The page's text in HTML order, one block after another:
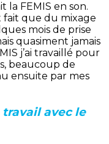
la FEMIS en son.
fait que du mixage
mois de prise
quasiment jamais
j’ai travaillé pour
beaucoup de
ensuite par mes
avec le